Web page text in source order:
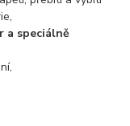
a speciálně